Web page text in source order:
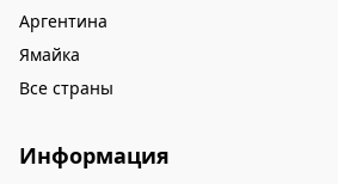
Аргентина
Ямайка
Все страны
Информация